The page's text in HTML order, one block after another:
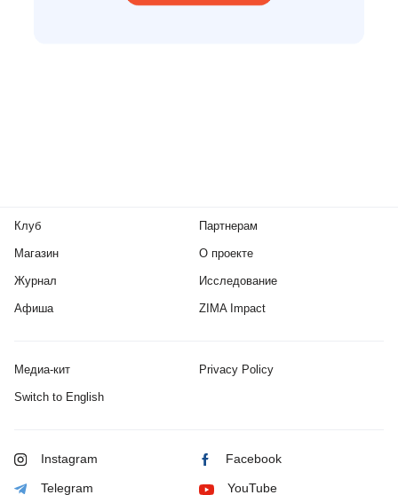
Клуб
Магазин
Журнал
Афиша
Партнерам
О проекте
Исследование
ZIMA Impact
Медиа-кит Privacy Policy
Switch to English
Instagram Facebook
Telegram YouTube